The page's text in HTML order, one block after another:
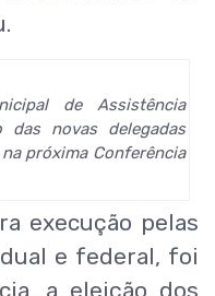
de Assistência
das novas delegadas
próxima Conferência
execução pelas
e federal, foi
a eleição dos